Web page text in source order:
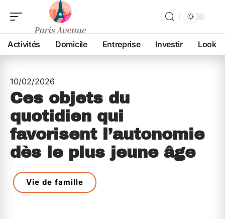
Activités Domicile Entreprise Investir Look
10/02/2026
Ces objets du
quotidien qui
favorisent l’autonomie
dès le plus jeune âge
Vie de famille